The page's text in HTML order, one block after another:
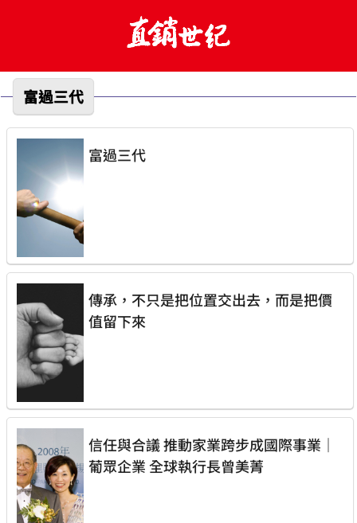
富過三代
富過三代
傳承，不只是把位置交出去，而是把價
值留下來
信任與合議 推動家業跨步成國際事業｜
葡眾企業 全球執行長曾美菁